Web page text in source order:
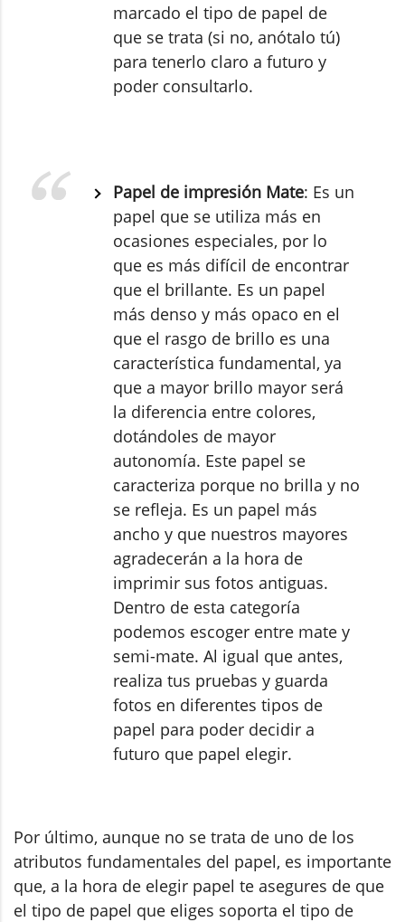
marcado el tipo de papel de
que se trata (si no, anótalo tú)
para tenerlo claro a futuro y
poder consultarlo.
Papel de impresión Mate: Es un
papel que se utiliza más en
ocasiones especiales, por lo
que es más difícil de encontrar
que el brillante. Es un papel
más denso y más opaco en el
que el rasgo de brillo es una
característica fundamental, ya
que a mayor brillo mayor será
la diferencia entre colores,
dotándoles de mayor
autonomía. Este papel se
caracteriza porque no brilla y no
se refleja. Es un papel más
ancho y que nuestros mayores
agradecerán a la hora de
imprimir sus fotos antiguas.
Dentro de esta categoría
podemos escoger entre mate y
semi-mate. Al igual que antes,
realiza tus pruebas y guarda
fotos en diferentes tipos de
papel para poder decidir a
futuro que papel elegir.
Por último, aunque no se trata de uno de los
atributos fundamentales del papel, es importante
que, a la hora de elegir papel te asegures de que
el tipo de papel que eliges soporta el tipo de